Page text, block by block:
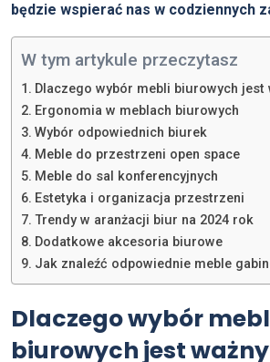
będzie wspierać nas w codziennych
W tym artykule przeczytasz
Dlaczego wybór mebli biurowych jest
Ergonomia w meblach biurowych
Wybór odpowiednich biurek
Meble do przestrzeni open space
Meble do sal konferencyjnych
Estetyka i organizacja przestrzeni
Trendy w aranżacji biur na 2024 rok
Dodatkowe akcesoria biurowe
Jak znaleźć odpowiednie meble
Dlaczego wybór
biurowych jest